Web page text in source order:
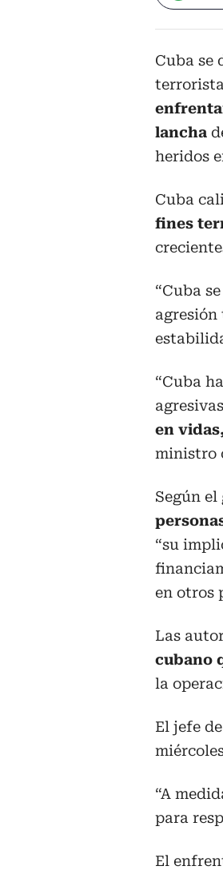
Cuba se
lancha
heridos
Cuba
fines
“Cuba
“Cuba
en
ministro
Según
“su
en otros
Las
cubano
la
El jefe
“A
para
El